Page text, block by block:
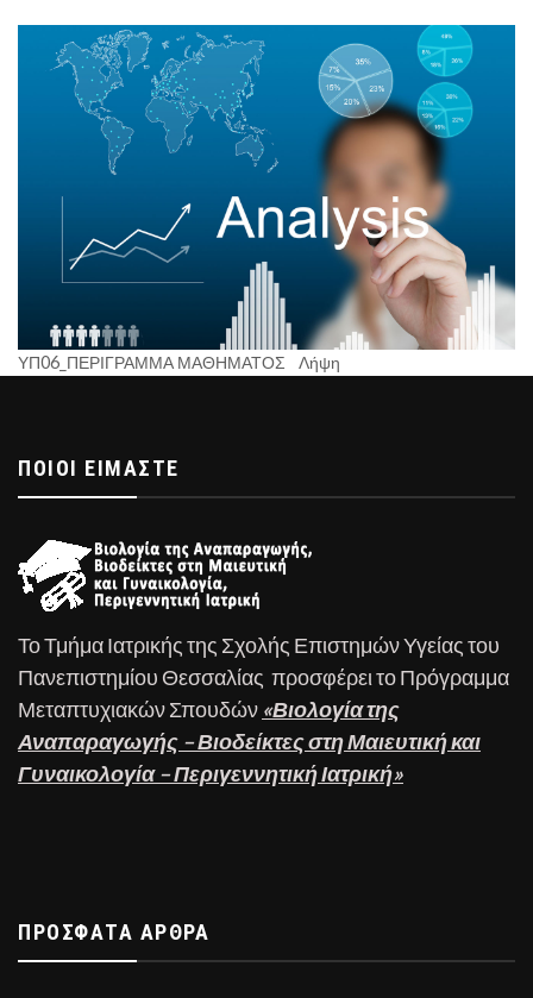
Ιατρική
ΥΠ06_ΠΕΡΙΓΡΑΜΜΑ ΜΑΘΗΜΑΤΟΣ Λήψη
ΠΟΙΟΊ ΕΊΜΑΣΤΕ
Το Τμήμα Ιατρικής της Σχολής Επιστημών Υγείας του
Πανεπιστημίου Θεσσαλίας προσφέρει το Πρόγραμμα
Μεταπτυχιακών Σπουδών «Βιολογία της
Αναπαραγωγής – Βιοδείκτες στη Μαιευτική και
Γυναικολογία – Περιγεννητική Ιατρική»
ΠΡΌΣΦΑΤΑ ΆΡΘΡΑ